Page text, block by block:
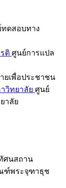
ดสอบทาง
ติ ศูนย์การแปล
ยเพื่อประชาชน
วิทยาลัย ศูนย์
าลัย
นสถาน
ฑ์พระจุฑาธุช